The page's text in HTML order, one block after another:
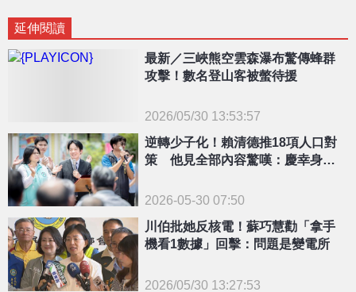
延伸閱讀
{PLAYICON}
最新／三峽熊空雲森瀑布驚傳蜂群
攻擊！數名登山客被螫待援
2026/05/30 13:53:57
逆轉少子化！賴清德推18項人口對
策 他見全部內容驚嘆：慶幸身在
2026-05-30 07:50
川伯批她反核電！蘇巧慧勸「拿手
機看1數據」回擊：問題是變電所
2026/05/30 13:27:53